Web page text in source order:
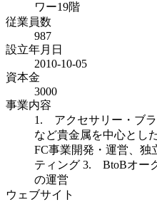
ワー19階
従業員数
987
設立年月日
2010-10-05
資本金
3000
事業内容
1. アクセサリー・ブ
など貴金属を中心とし
FC事業開発・運営、独
ティング 3. BtoBオー
の運営
ウェブサイト